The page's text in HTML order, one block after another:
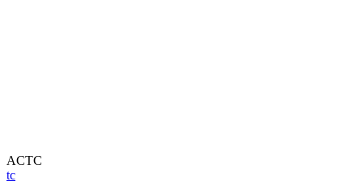
ACTC
tc